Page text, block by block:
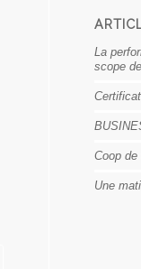
La
scope
Coop
Une